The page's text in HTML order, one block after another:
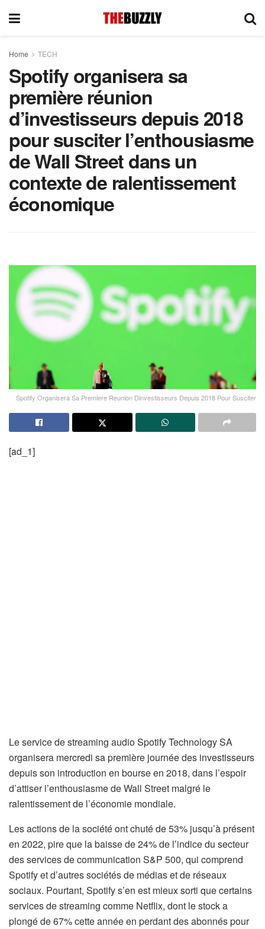
Home TECH
Spotify organisera sa
première réunion
d’investisseurs depuis 2018
pour susciter l’enthousiasme
de Wall Street dans un
contexte de ralentissement
économique
Spotify Organisera Sa Premiere Reunion Dinvestisseurs Depuis 2018 Pour Susciter
[ad_1]
Le service de streaming audio Spotify Technology SA
organisera mercredi sa première journée des investisseurs
depuis son introduction en bourse en 2018, dans l’espoir
d’attiser l’enthousiasme de Wall Street malgré le
ralentissement de l’économie mondiale.
Les actions de la société ont chuté de 53% jusqu’à présent
en 2022, pire que la baisse de 24% de l’indice du secteur
des services de communication S&P 500, qui comprend
Spotify et d’autres sociétés de médias et de réseaux
sociaux. Pourtant, Spotify s’en est mieux sorti que certains
services de streaming comme Netflix, dont le stock a
plongé de 67% cette année en perdant des abonnés pour